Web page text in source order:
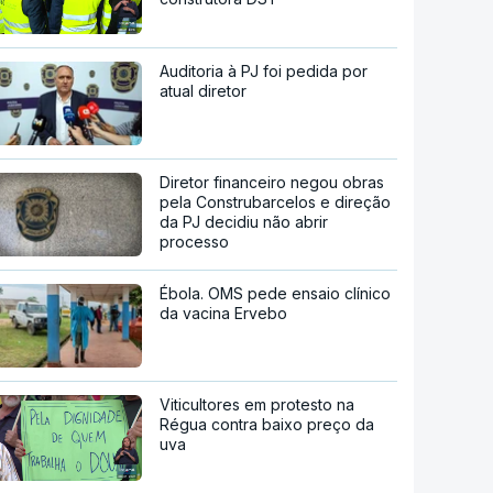
Auditoria à PJ foi pedida por
atual diretor
Diretor financeiro negou obras
pela Construbarcelos e direção
da PJ decidiu não abrir
processo
Ébola. OMS pede ensaio clínico
da vacina Ervebo
Viticultores em protesto na
Régua contra baixo preço da
uva